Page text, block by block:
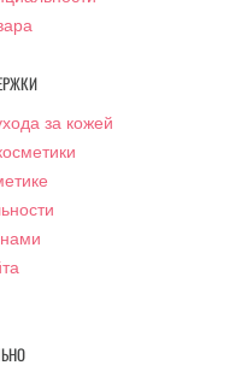
за кожей